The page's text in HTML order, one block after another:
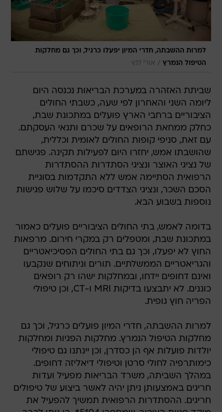
למרות ההשבתה, חדרי המיון יפעלו כרגיל, וכך גם מחלקות
הטיפול הנמרץ / אורי לנץ
שביתת האזהרה במערכת הבריאות נכנסה היום
ליומה השני והאחרון לפי שעה, כשבתי החולים
הציבוריים ברחבי הארץ פועלים במתכונת שבת,
כחלק ממחאת הרופאים על שכרם ותנאי העסקתם.
עם זאת, סניפי קופות החולים לאומית וכללית,
שהושבתו אמש, יחזרו היום לפעילות תקינה. פגישתם
של נציגי האוצר ונציגי הסתדרות ההסתדרות
הרפואית הסתיימה אמש ללא התקדמות בסוגיית
הסכם השכר, ונציגי הצדדים סיכמו על שלוש פגישות
נוספות בשבוע הבא.
בדומה לאמש, בתי החולים הציבוריים פועלים כאמור
במתכונת שבת, ומטפלים רק במקרי חירום. מרפאות
החוץ לא יפעלו, וכך גם בתי החולים הפסיכיאטריים
והגריאטריים הממשלתיים. תורים וניתוחים שנקבעו
ואינם דחופים יידחו, ובמחלקות ישהו רק רופאים
כוננים. לא יתבצעו בדיקות MRI ו-CT, וכן טיפולי
הפריה חוץ גופית.
למרות ההשבתה, חדרי המיון פועלים כרגיל, וכך גם
מחלקות הטיפול הנמרץ. מחלקות הפגיות ומחלקות
יולדות פועלות אף הן כסדרן, וכן יינתנו גם טיפולי
כימותרפיה לחולי סרטן וטיפולי דיאליזה דחופים.
במהלך השביתה, משרד הבריאות מפעיל ועדות
חריגים באמצעותן ניתן יהיה לאשר ביצוע של טיפולים
חריגים. ההסתדרות הרפואית תמשיך להפעיל את